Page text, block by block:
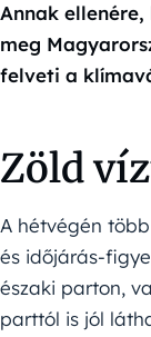
Annak
meg
felveti a
Zöld
A hétvégén
és időjárás-
északi parton,
parttól is jól